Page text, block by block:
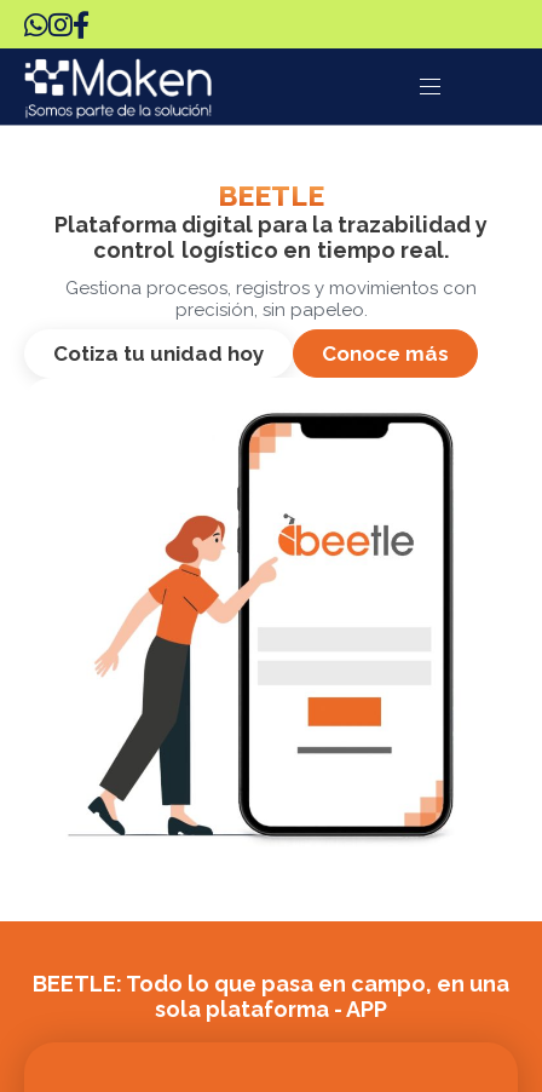
BEETLE
Plataforma digital para la trazabilidad y
control logístico en tiempo real.
Gestiona procesos, registros y movimientos con
precisión, sin papeleo.
Cotiza tu unidad hoy Conoce más
BEETLE: Todo lo que pasa en campo, en una
sola plataforma - APP